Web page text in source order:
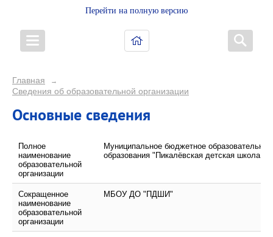
Перейти на полную версию
Главная →
Сведения об образовательной организации
Основные сведения
Полное
наименование
образовательной
организации
Муниципальное бюджетное
образования "Пикалёвская детская школа
Сокращенное
наименование
образовательной
организации
МБОУ ДО "ПДШИ"